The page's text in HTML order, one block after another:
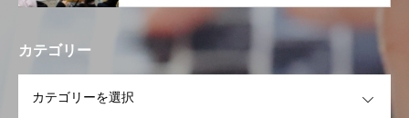
カテゴリー